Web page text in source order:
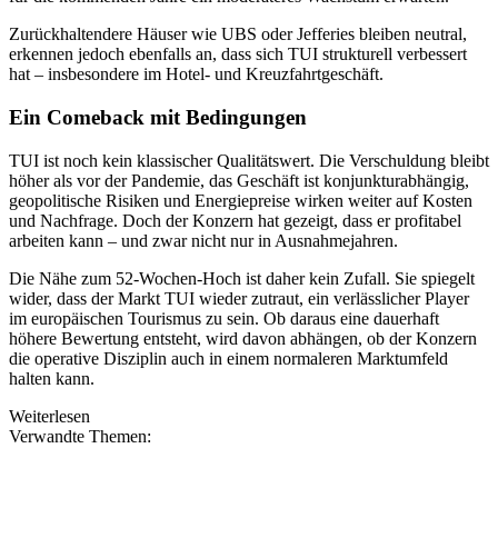
Zurückhaltendere Häuser wie UBS oder Jefferies bleiben neutral,
erkennen jedoch ebenfalls an, dass sich TUI strukturell verbessert
hat – insbesondere im Hotel- und Kreuzfahrtgeschäft.
Ein Comeback mit Bedingungen
TUI ist noch kein klassischer Qualitätswert. Die Verschuldung bleibt
höher als vor der Pandemie, das Geschäft ist konjunkturabhängig,
geopolitische Risiken und Energiepreise wirken weiter auf Kosten
und Nachfrage. Doch der Konzern hat gezeigt, dass er profitabel
arbeiten kann – und zwar nicht nur in Ausnahmejahren.
Die Nähe zum 52-Wochen-Hoch ist daher kein Zufall. Sie spiegelt
wider, dass der Markt TUI wieder zutraut, ein verlässlicher Player
im europäischen Tourismus zu sein. Ob daraus eine dauerhaft
höhere Bewertung entsteht, wird davon abhängen, ob der Konzern
die operative Disziplin auch in einem normaleren Marktumfeld
halten kann.
Weiterlesen
Verwandte Themen: